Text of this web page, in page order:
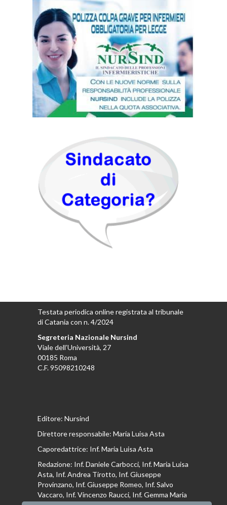
Testata periodica online registrata al tribunale
di Catania con n. 4/2024
Segreteria Nazionale Nursind
Viale dell’Università, 27
00185 Roma
C.F. 95098210248
Editore: Nursind
Direttore responsabile: Maria Luisa Asta
Caporedattrice: Inf. Maria Luisa Asta
Redazione: Inf. Daniele Carbocci, Inf. Maria Luisa
Asta, Inf. Andrea Tirotto, Inf. Giuseppe
Provinzano, Inf. Giuseppe Romeo, Inf. Salvo
Vaccaro, Inf. Vincenzo Raucci, Inf. Gemma Maria